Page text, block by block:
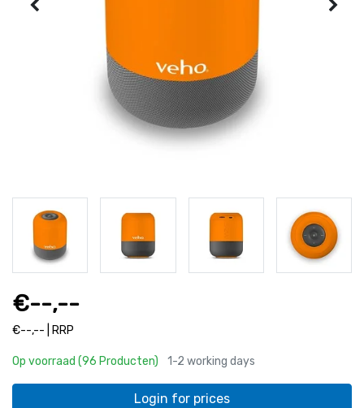
€--,--
€--,-- | RRP
Op voorraad (96 Producten) 1-2 working days
Login for prices